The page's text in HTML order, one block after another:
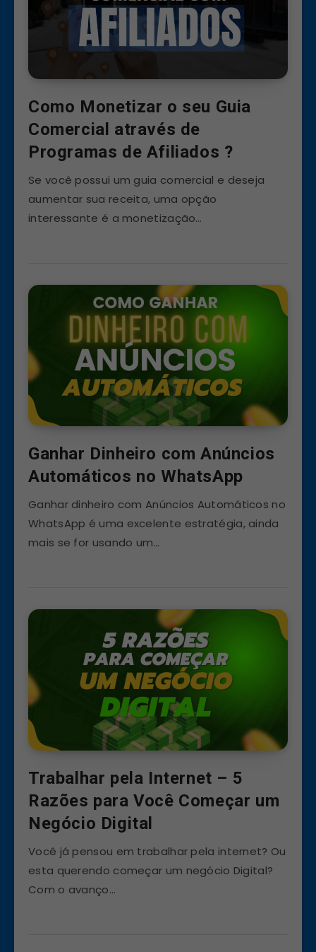
Como Monetizar o seu Guia
Comercial através de
Programas de Afiliados ?
Se você possui um guia comercial e deseja
aumentar sua receita, uma opção
interessante é a monetização…
Ganhar Dinheiro com Anúncios
Automáticos no WhatsApp
Ganhar dinheiro com Anúncios Automáticos no
WhatsApp é uma excelente estratégia, ainda
mais se for usando um…
Trabalhar pela Internet – 5
Razões para Você Começar um
Negócio Digital
Você já pensou em trabalhar pela internet? Ou
esta querendo começar um negócio Digital?
Com o avanço…